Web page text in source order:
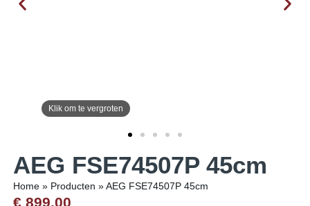
AEG FSE74507P 45cm
Home» Producten »AEG FSE74507P 45cm
€ 899,00